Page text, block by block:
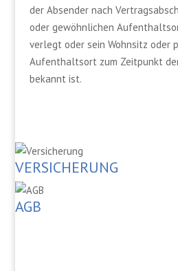
der Absender nach
oder gewöhnlichen
verlegt oder sein Wohnsitz oder
Aufenthaltsort zum Zeitpunkt
bekannt ist.
VERSICHERUNG
AGB